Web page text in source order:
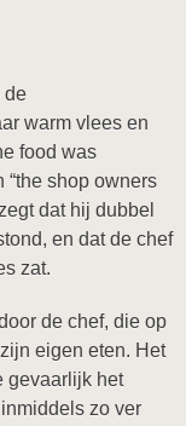
de
warm vlees en
food was
“the shop owners
dat hij dubbel
en dat de chef
zat.
de chef, die op
eigen eten. Het
gevaarlijk het
zo ver